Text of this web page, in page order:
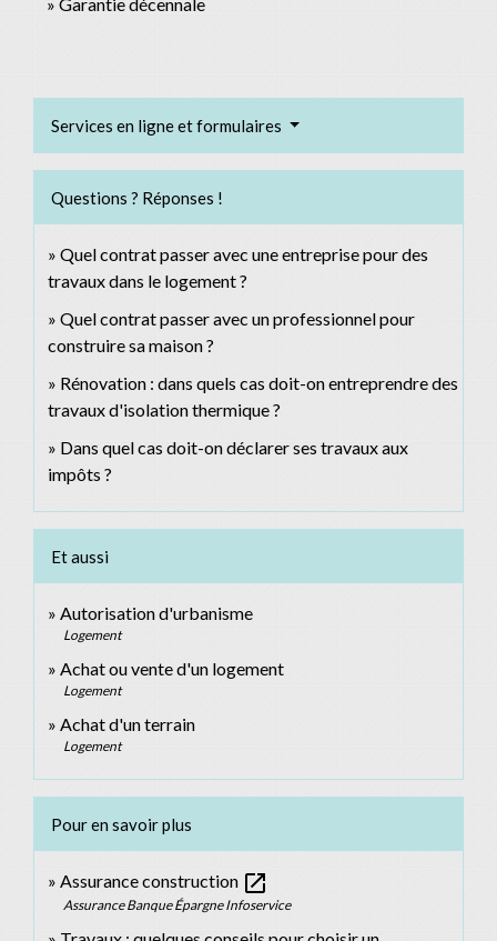
Services en ligne et formulaires
Questions ? Réponses !
Quel contrat passer avec une entreprise pour des
travaux dans le logement ?
Quel contrat passer avec un professionnel pour
construire sa maison ?
Rénovation : dans quels cas doit-on entreprendre des
travaux d'isolation thermique ?
Dans quel cas doit-on déclarer ses travaux aux
impôts ?
Et aussi
Autorisation d'urbanisme
Logement
Achat ou vente d'un logement
Logement
Achat d'un terrain
Logement
Pour en savoir plus
Assurance construction open_in_new
Assurance Banque Épargne Infoservice